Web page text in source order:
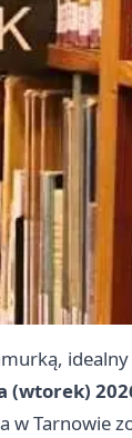
(wtorek)
w Tarnowie